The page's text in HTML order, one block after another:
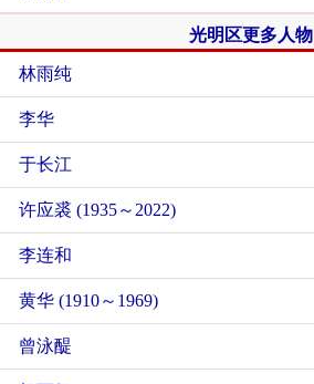
光明区更多人物
林雨纯
李华
于长江
许应裘 (1935～2022)
李连和
黄华 (1910～1969)
曾泳醍